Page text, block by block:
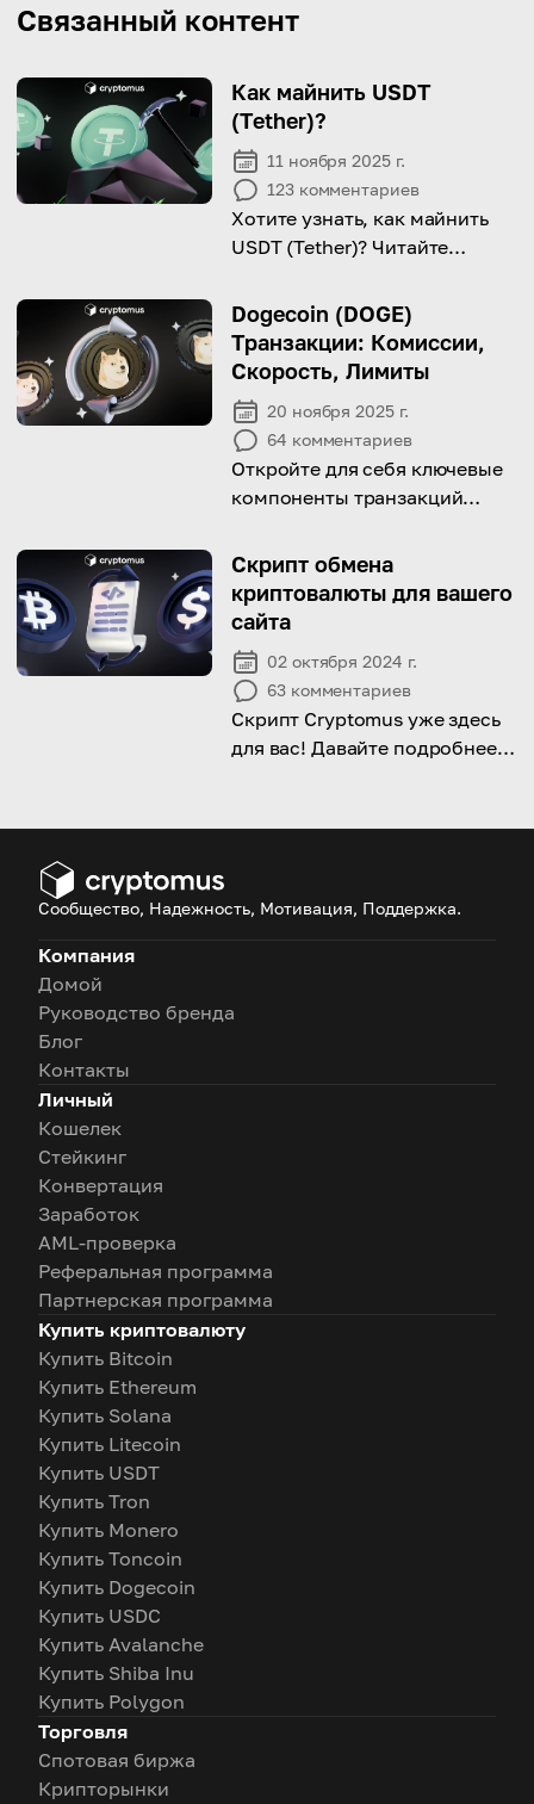
Связанный контент
Как майнить USDT
(Tether)?
11 ноября 2025 г.
123 комментариев
Хотите узнать, как майнить
USDT (Tether)? Читайте
о том, как работает этот
популярный стейблкоин и как
можно заработать!
Dogecoin (DOGE)
Транзакции: Комиссии,
Скорость, Лимиты
20 ноября 2025 г.
64 комментариев
Откройте для себя ключевые
компоненты транзакций
сделать ваши платежи
эффективными и
безопасными!
Скрипт обмена
криптовалюты для вашего
сайта
02 октября 2024 г.
63 комментариев
Скрипт Cryptomus уже здесь
для вас! Давайте подробнее
работает.
Сообщество, Надежность, Мотивация, Поддержка.
Компания
Домой
Руководство бренда
Блог
Контакты
Личный
Кошелек
Стейкинг
Конвертация
Заработок
AML-проверка
Реферальная программа
Партнерская программа
Купить криптовалюту
Купить Bitcoin
Купить Ethereum
Купить Solana
Купить Litecoin
Купить USDT
Купить Tron
Купить Monero
Купить Toncoin
Купить Dogecoin
Купить USDC
Купить Avalanche
Купить Shiba Inu
Купить Polygon
Торговля
Спотовая биржа
Крипторынки